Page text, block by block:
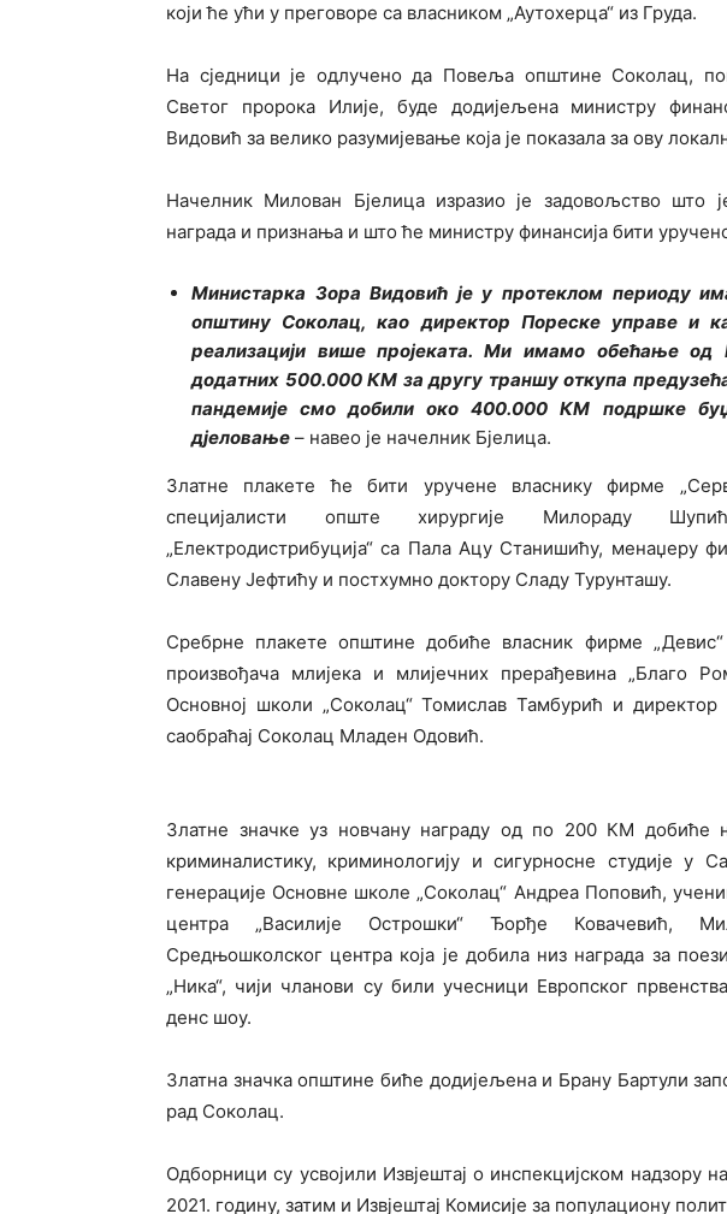
који ће ући у преговоре са власником „Аутохерца“ из Груда.
На сједници је одлучено да Повеља општине Соколац,
Светог пророка Илије, буде додијељена министру
Видовић за велико разумијевање која је показала за ову
Начелник Милован Бјелица изразио је задовољство што
награда и признања и што ће министру финансија бити
Министарка Зора Видовић је у протеклом периоду
општину Соколац, као директор Пореске управе и
реализацији више пројеката. Ми имамо обећање од
додатних 500.000 КМ за другу траншу откупа
пандемије смо добили око 400.000 КМ подршке
дјеловање – навео је начелник Бјелица.
Златне плакете ће бити уручене власнику фирме
специјалисти опште хирургије Милораду
„Електродистрибуција“ са Пала Ацу Станишићу, менаџеру
Славену Јефтићу и постхумно доктору Сладу Турунташу.
Сребрне плакете општине добиће власник фирме
произвођача млијека и млијечних прерађевина „Благо
Основној школи „Соколац“ Томислав Тамбурић и
саобраћај Соколац Младен Одовић.
Златне значке уз новчану награду од по 200 КМ добиће
криминалистику, криминологију и сигурносне студије у
генерације Основне школе „Соколац“ Андреа Поповић,
центра „Василије Острошки“ Ђорђе Ковачевић,
Средњошколског центра која је добила низ награда за
„Ника“, чији чланови су били учесници Европског
денс шоу.
Златна значка општине биће додијељена и Брану Бартули
рад Соколац.
Одборници су усвојили Извјештај о инспекцијском надзору
2021. годину, затим и Извјештај Комисије за популациону